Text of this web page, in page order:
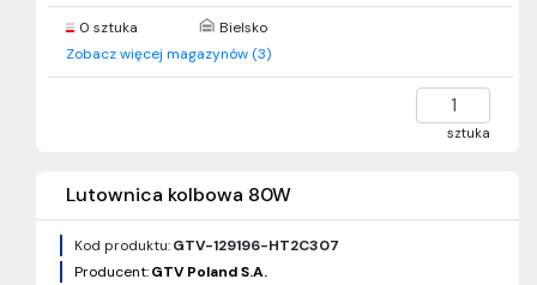
0 sztuka
Bielsko
Zobacz więcej magazynów (3)
sztuka
Lutownica kolbowa 80W
Kod produktu:GTV-129196-HT2C307
Producent:GTV Poland S.A.